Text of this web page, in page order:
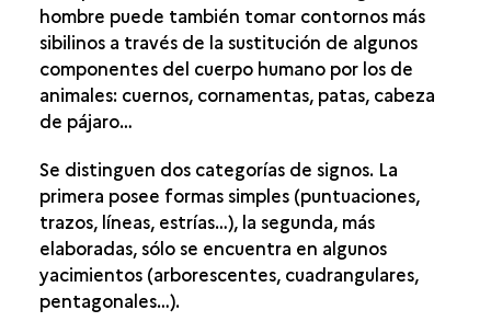
hombre puede también tomar contornos más
sibilinos a través de la sustitución de algunos
componentes del cuerpo humano por los de
animales: cuernos, cornamentas, patas, cabeza
de pájaro…
Se distinguen dos categorías de signos. La
primera posee formas simples (puntuaciones,
trazos, líneas, estrías…), la segunda, más
elaboradas, sólo se encuentra en algunos
yacimientos (arborescentes, cuadrangulares,
pentagonales…).